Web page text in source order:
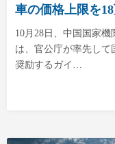
車の価格上限を
10月28日、中国国家
は、官公庁が率先して
奨励するガイ…